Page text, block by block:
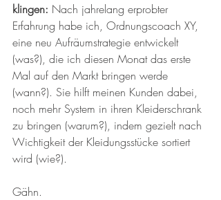
klingen: Nach jahrelang erprobter
Erfahrung habe ich, Ordnungscoach XY,
eine neu Aufräumstrategie entwickelt
(was?), die ich diesen Monat das erste
Mal auf den Markt bringen werde
(wann?). Sie hilft meinen Kunden dabei,
noch mehr System in ihren Kleiderschrank
zu bringen (warum?), indem gezielt nach
Wichtigkeit der Kleidungsstücke sortiert
wird (wie?).
Gähn.